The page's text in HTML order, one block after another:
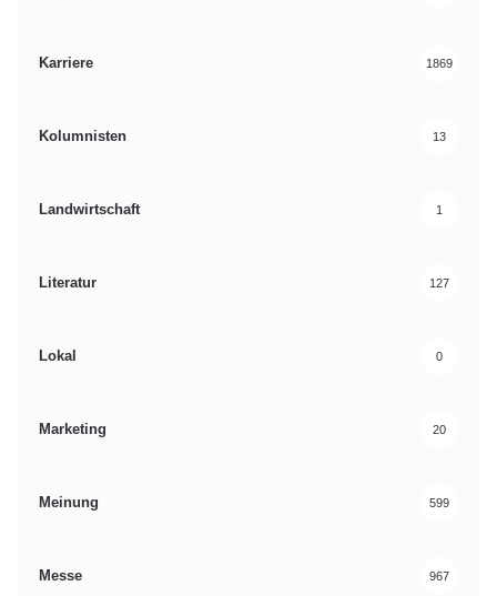
Karriere 1869
Kolumnisten 13
Landwirtschaft 1
Literatur 127
Lokal 0
Marketing 20
Meinung 599
Messe 967